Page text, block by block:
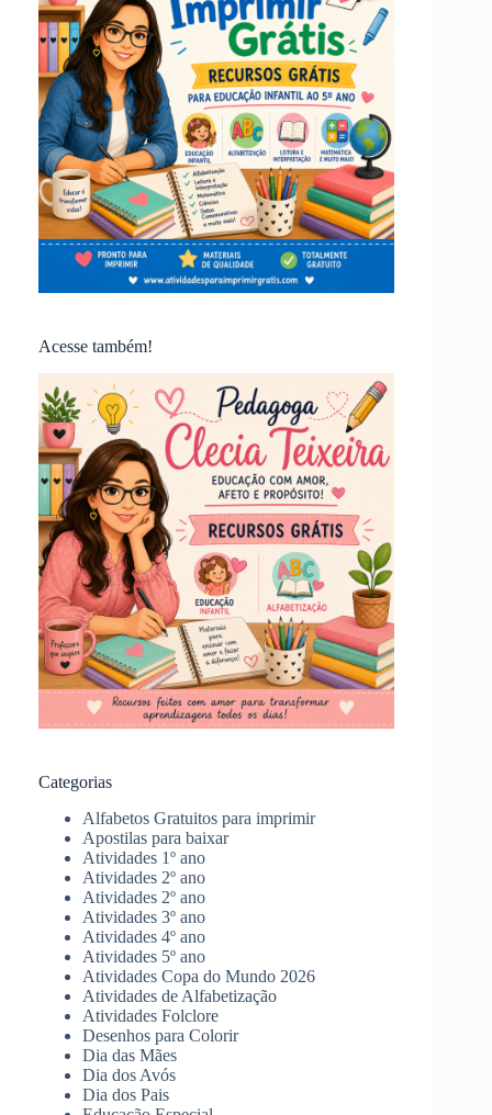
Acesse também!
Categorias
Alfabetos Gratuitos para imprimir
Apostilas para baixar
Atividades 1º ano
Atividades 2º ano
Atividades 2º ano
Atividades 3º ano
Atividades 4º ano
Atividades 5º ano
Atividades Copa do Mundo 2026
Atividades de Alfabetização
Atividades Folclore
Desenhos para Colorir
Dia das Mães
Dia dos Avós
Dia dos Pais